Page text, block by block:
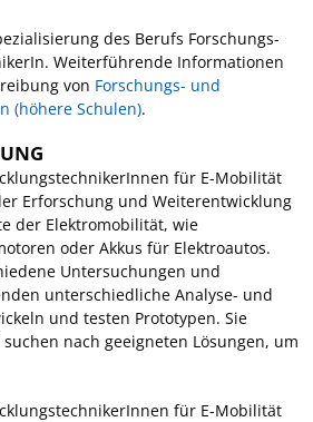
des Berufs Forschungs-
Weiterführende Informationen
von Forschungs- und
(höhere Schulen).
für E-Mobilität
Erforschung und Weiterentwicklung
der Elektromobilität, wie
oder Akkus für Elektroautos.
Untersuchungen und
unterschiedliche Analyse- und
und testen Prototypen. Sie
nach geeigneten Lösungen, um
für E-Mobilität